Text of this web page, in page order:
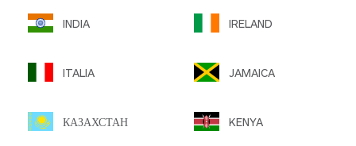
INDIA IRELAND
ITALIA JAMAICA
КАЗАХСТАН KENYA